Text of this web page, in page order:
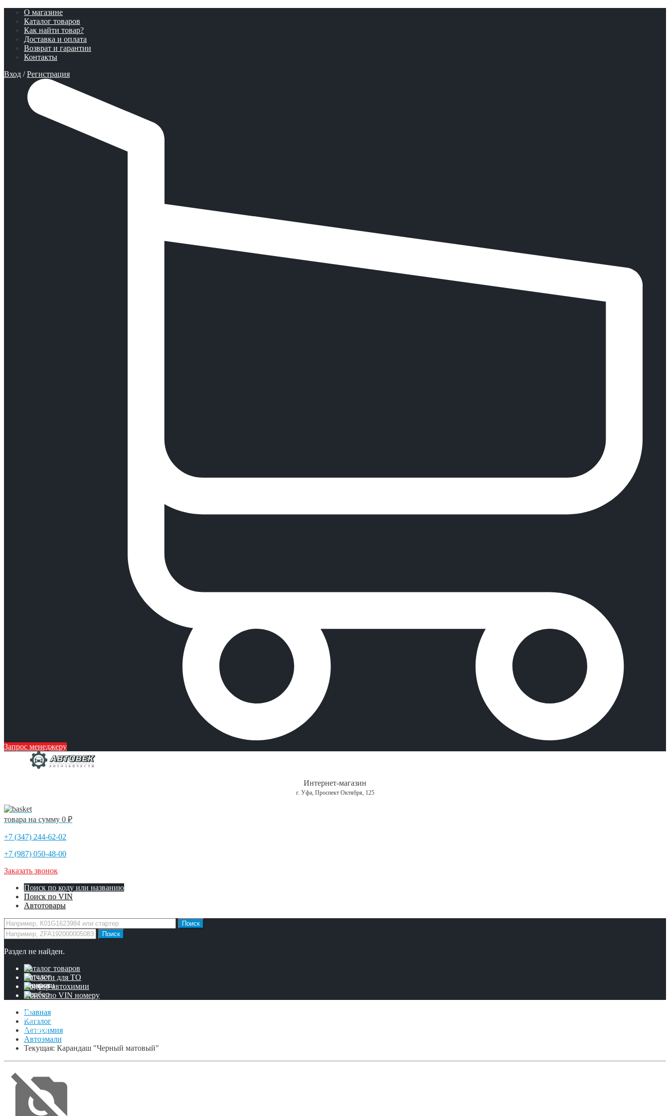
О магазине
Каталог товаров
Как найти товар?
Доставка и оплата
Возврат и гарантии
Контакты
Вход / Регистрация
Запрос менеджеру
Интернет-магазин
г. Уфа, Проспект Октября, 125
товара на сумму 0 ₽
+7 (347) 244-62-02
+7 (987) 050-48-00
Заказать звонок
Поиск по коду или названию
Поиск по VIN
Автотовары
Раздел не найден.
Каталог товаров
Запчасти для ТО
Подбор автохимии
Поиск по VIN номеру
Главная
Каталог
Автохимия
Автоэмали
Текущая: Карандаш "Черный матовый"